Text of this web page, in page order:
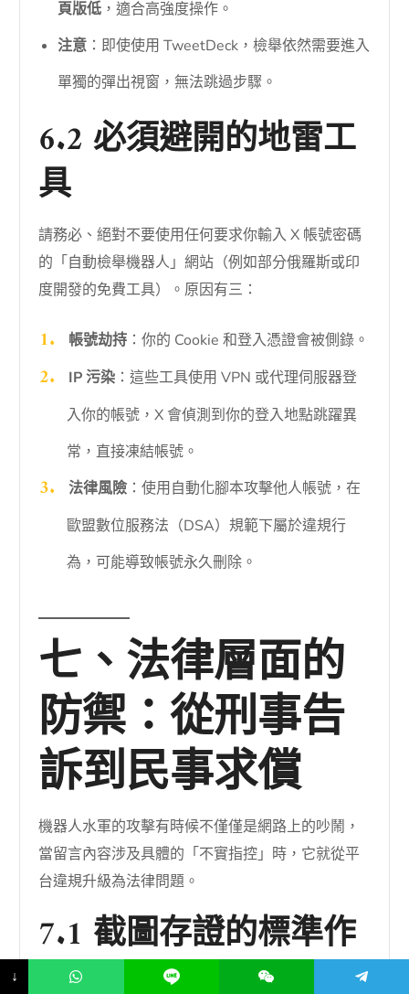
頁版低 ，適合高強度操作。
注意 ：即使使用 TweetDeck，檢舉依然需要進入
單獨的彈出視窗，無法跳過步驟。
6.2 必須避開的地雷工
具
請務必、絕對不要使用任何要求你輸入 X 帳號密碼
的「自動檢舉機器人」網站（例如部分俄羅斯或印
度開發的免費工具）。原因有三：
帳號劫持：你的 Cookie 和登入憑證會被側錄。
IP 污染：這些工具使用 VPN 或代理伺服器登
入你的帳號，X 會偵測到你的登入地點跳躍異
常，直接凍結帳號。
法律風險：使用自動化腳本攻擊他人帳號，在
歐盟數位服務法（DSA）規範下屬於違規行
為，可能導致帳號永久刪除。
七、法律層面的
防禦：從刑事告
訴到民事求償
機器人水軍的攻擊有時候不僅僅是網路上的吵鬧，
當留言內容涉及具體的「不實指控」時，它就從平
台違規升級為法律問題。
7.1 截圖存證的標準作
業程序
↓